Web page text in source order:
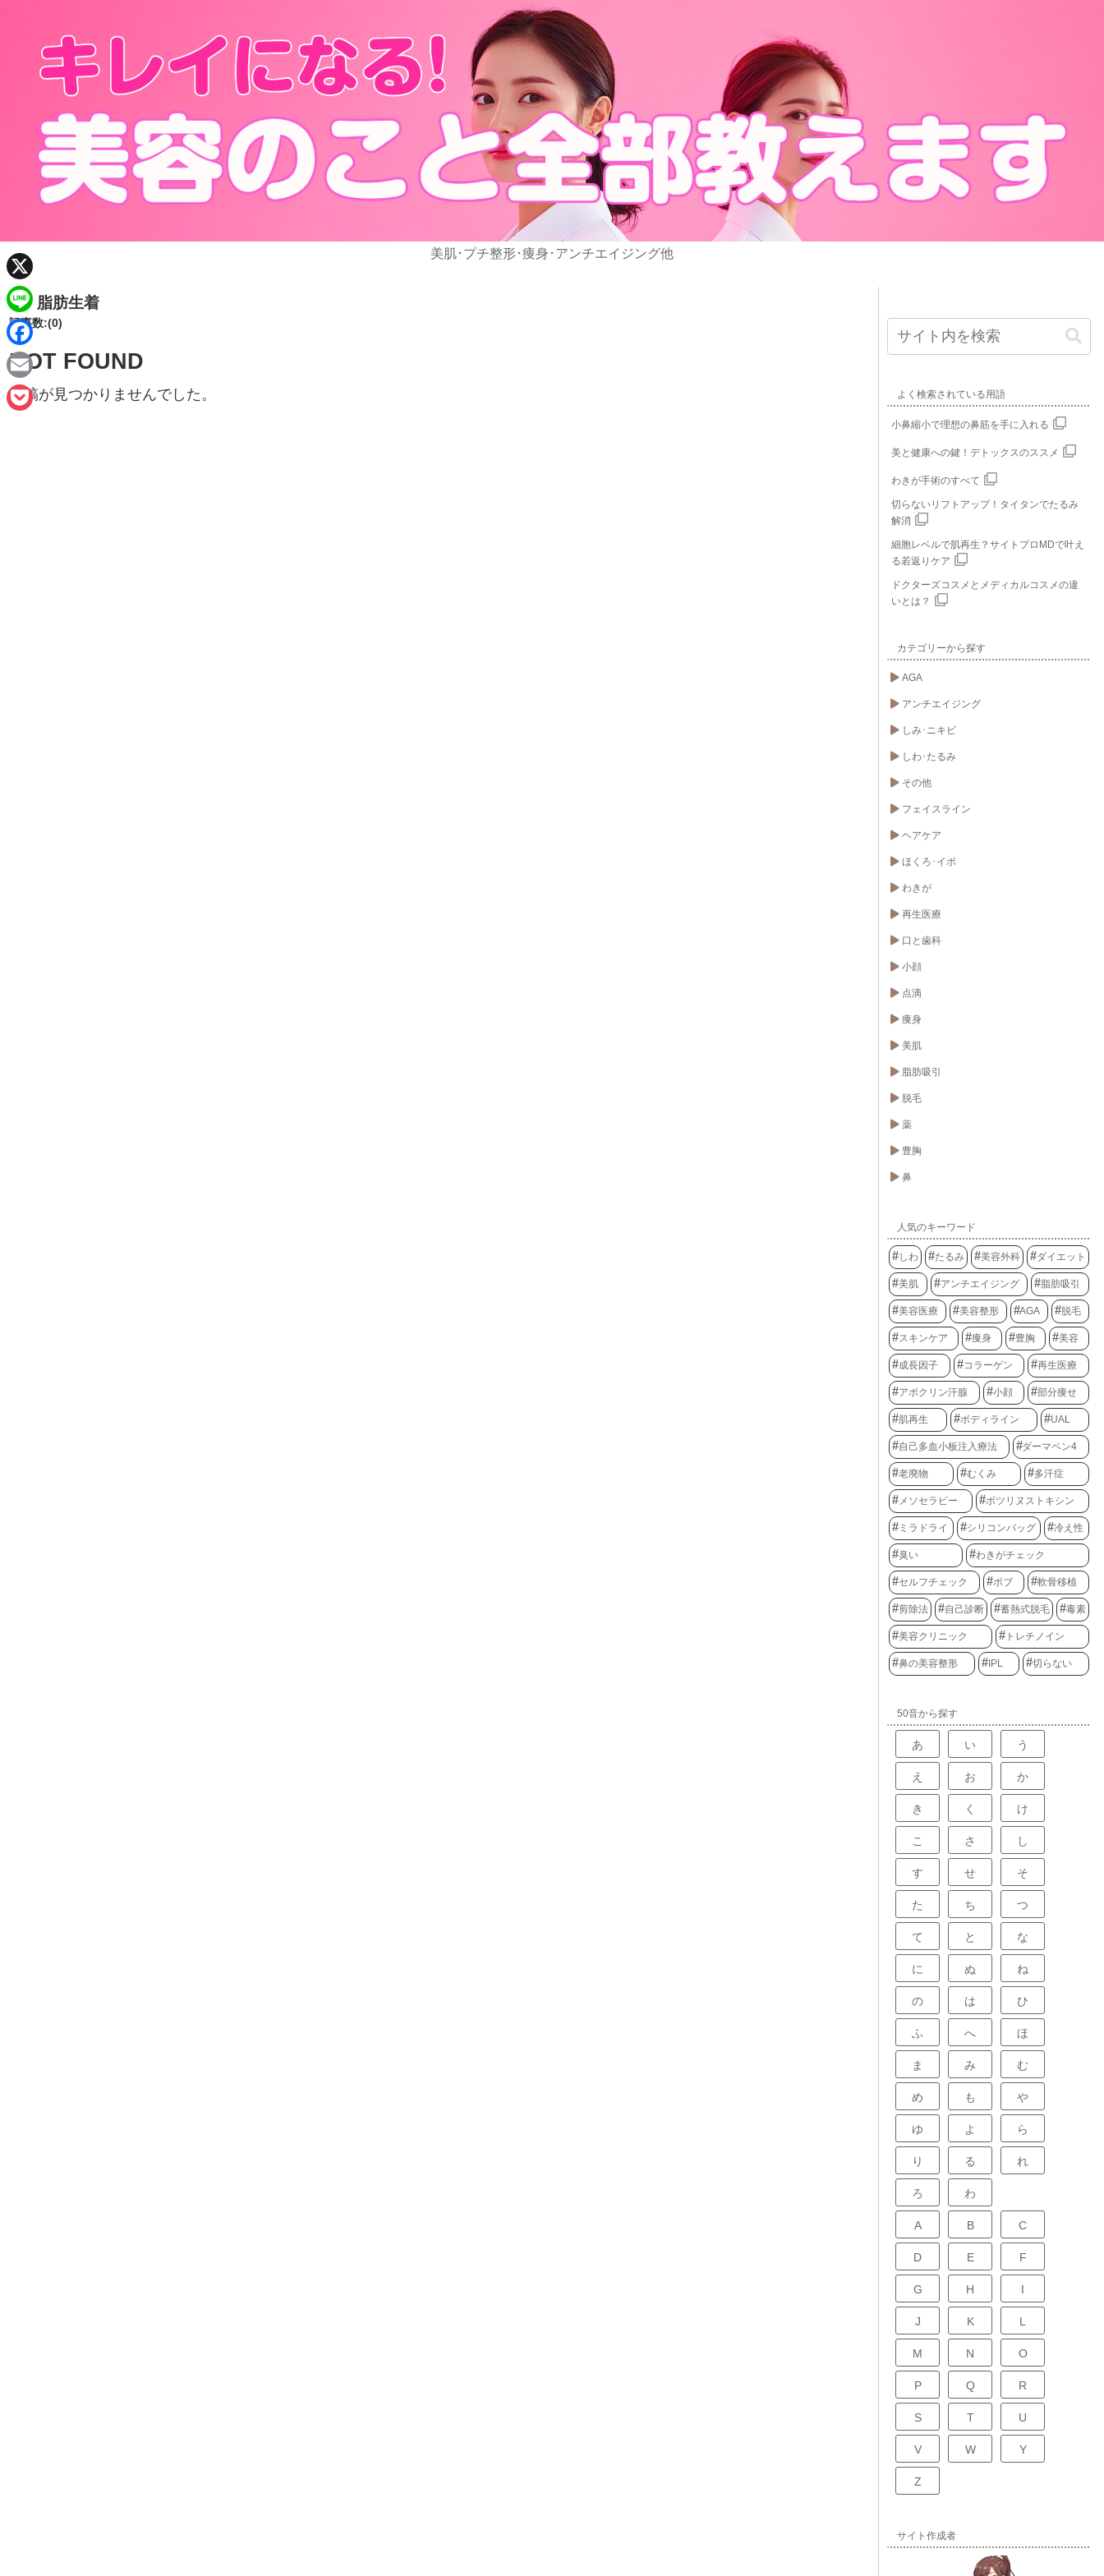
美肌･プチ整形･痩身･アンチエイジング他
脂肪生着
記事数:(0)
NOT FOUND
投稿が見つかりませんでした。 よく検索されている用語
小鼻縮小で理想の鼻筋を手に入れる
美と健康への鍵！デトックスのススメ
わきが手術のすべて
切らないリフトアップ！タイタンでたるみ
解消
細胞レベルで肌再生？サイトプロMDで叶え
る若返りケア
ドクターズコスメとメディカルコスメの違
いとは？
カテゴリーから探す
AGA
アンチエイジング
しみ･ニキビ
しわ･たるみ
その他
フェイスライン
ヘアケア
ほくろ･イボ
わきが
再生医療
口と歯科
小顔
点滴
痩身
美肌
脂肪吸引
脱毛
薬
豊胸
鼻
人気のキーワード
しわ たるみ 美容外科 ダイエット
美肌 アンチエイジング 脂肪吸引
美容医療 美容整形 AGA 脱毛
スキンケア 痩身 豊胸 美容
成長因子 コラーゲン 再生医療
アポクリン汗腺 小顔 部分痩せ
肌再生 ボディライン UAL
自己多血小板注入療法 ダーマペン4
老廃物 むくみ 多汗症
メソセラピー ボツリヌストキシン
ミラドライ シリコンバッグ 冷え性
臭い わきがチェック
セルフチェック ボブ 軟骨移植
剪除法 自己診断 蓄熱式脱毛 毒素
美容クリニック トレチノイン
鼻の美容整形 IPL 切らない
50音から探す
あ い う
え お か
き く け
こ さ し
す せ そ
た ち つ
て と な
に ぬ ね
の は ひ
ふ へ ほ
ま み む
め も や
ゆ よ ら
り る れ
ろ わ
A B C
D E F
G H I
J K L
M N O
P Q R
S T U
V W Y
Z
サイト作成者
X
L
n
e
F
a
c
E